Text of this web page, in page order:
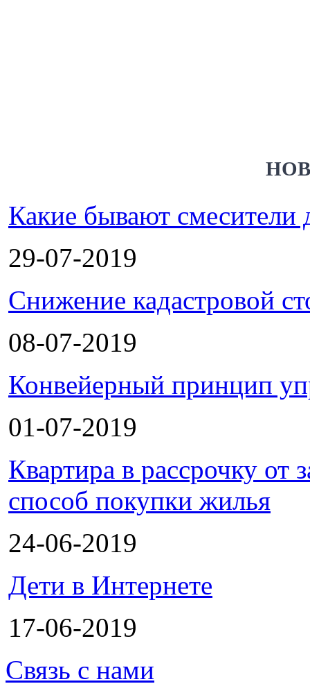
Какие бывают смесители
29-07-2019
Снижение кадастровой
08-07-2019
Конвейерный принцип
01-07-2019
Квартира в рассрочку
способ покупки жилья
24-06-2019
Дети в Интернете
17-06-2019
Связь с нами